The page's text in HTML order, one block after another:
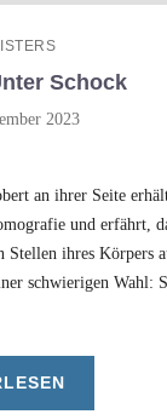
Schock
2023
an ihrer Seite
und erfährt,
Stellen ihres Körpers
schwierigen Wahl: